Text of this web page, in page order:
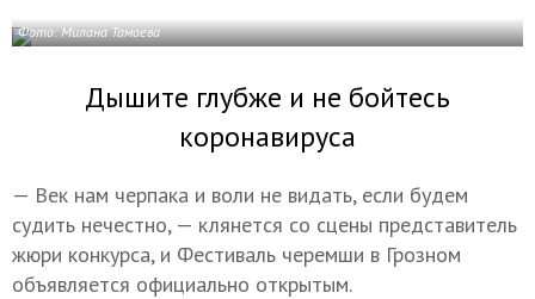
Фото: Милана Тамаева
Дышите глубже и не бойтесь
коронавируса
— Век нам черпака и воли не видать, если будем
судить нечестно, — клянется со сцены представитель
жюри конкурса, и Фестиваль черемши в Грозном
объявляется официально открытым.